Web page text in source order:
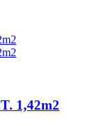
1,42m2